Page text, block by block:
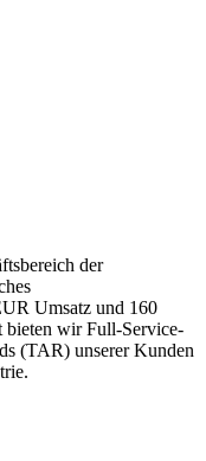
der
Umsatz und 160
wir Full-Service-
(TAR) unserer Kunden